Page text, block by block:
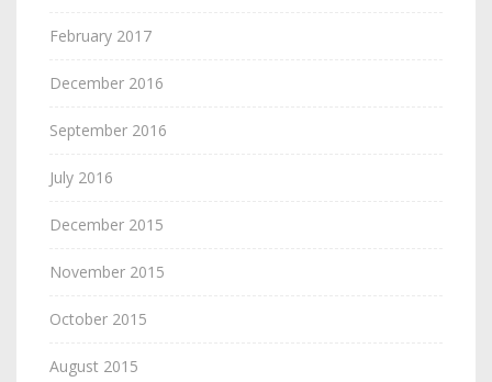
February 2017
December 2016
September 2016
July 2016
December 2015
November 2015
October 2015
August 2015